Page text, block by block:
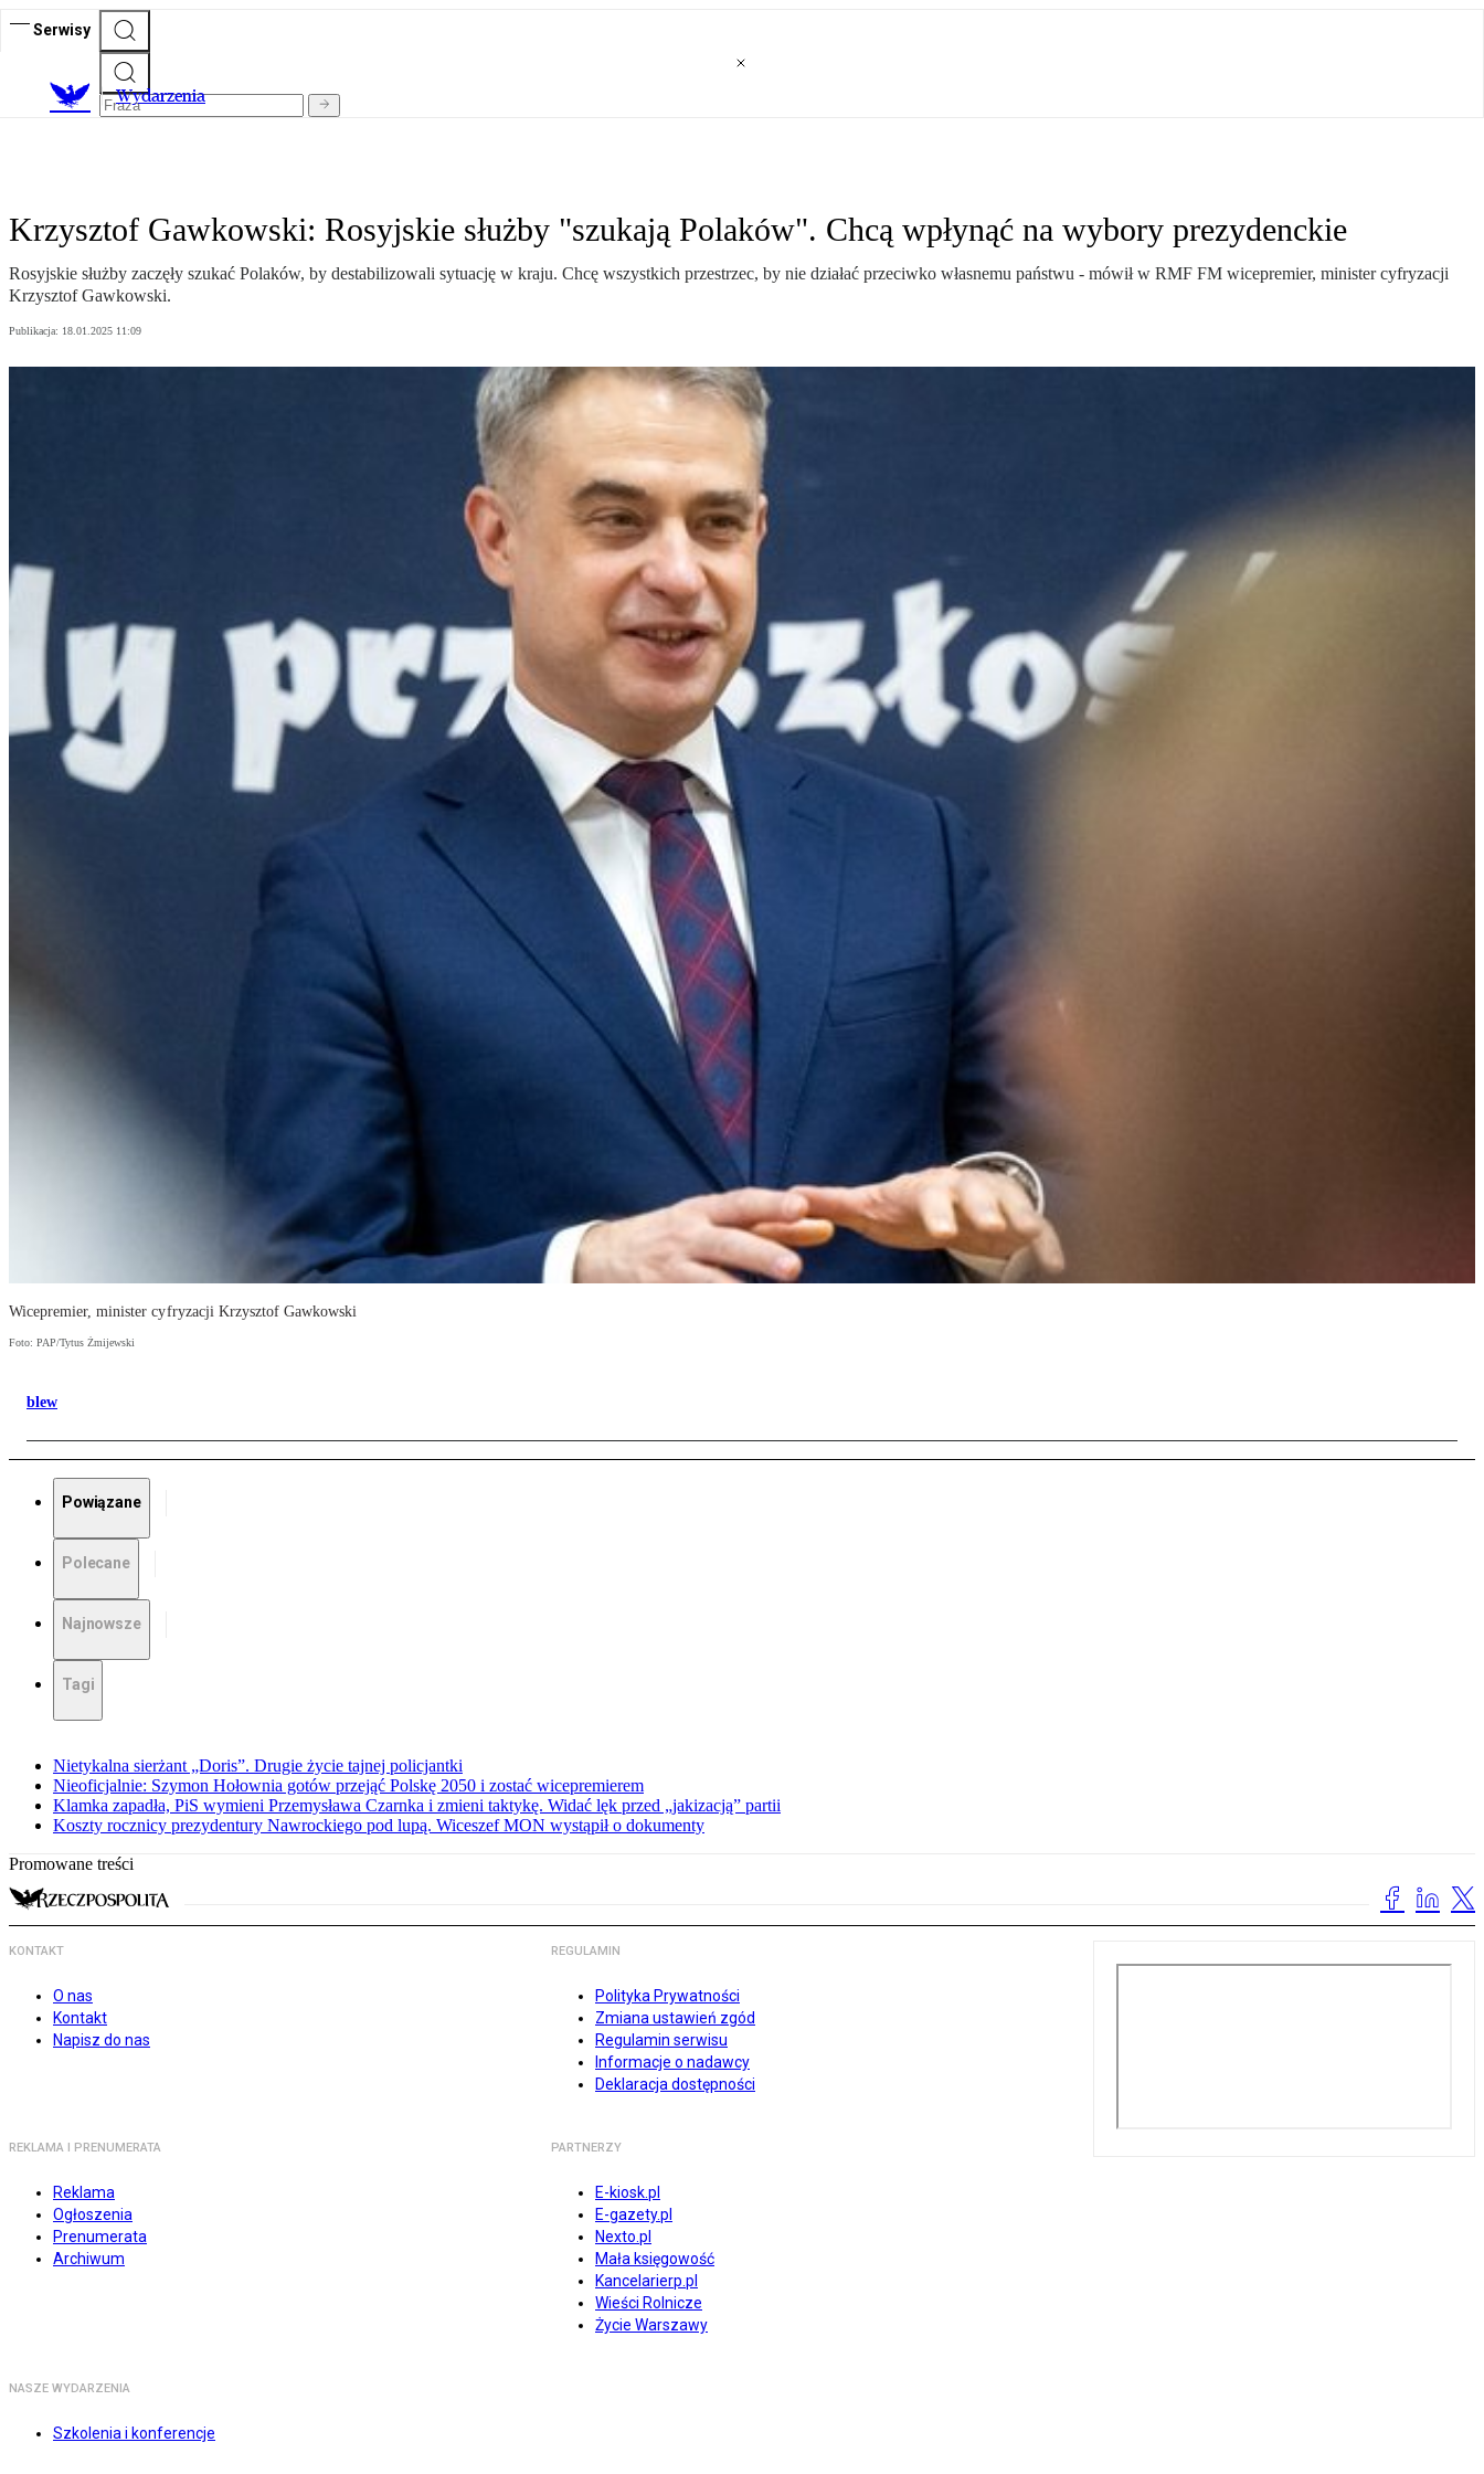
Serwisy
Wydarzenia
Krzysztof Gawkowski: Rosyjskie służby "szukają Polaków". Chcą wpłynąć na wybory prezydenckie
Rosyjskie służby zaczęły szukać Polaków, by destabilizowali sytuację w kraju. Chcę wszystkich przestrzec, by nie działać przeciwko własnemu państwu - mówił w RMF FM wicepremier, minister cyfryzacji
Krzysztof Gawkowski.
Publikacja: 18.01.2025 11:09
Wicepremier, minister cyfryzacji Krzysztof Gawkowski
Foto: PAP/Tytus Żmijewski
blew
Powiązane
Polecane
Najnowsze
Tagi
Nietykalna sierżant „Doris”. Drugie życie tajnej policjantki
Nieoficjalnie: Szymon Hołownia gotów przejąć Polskę 2050 i zostać wicepremierem
Klamka zapadła, PiS wymieni Przemysława Czarnka i zmieni taktykę. Widać lęk przed „jakizacją” partii
Koszty rocznicy prezydentury Nawrockiego pod lupą. Wiceszef MON wystąpił o dokumenty
Promowane treści
KONTAKT
O nas
Kontakt
Napisz do nas
REGULAMIN
Polityka Prywatności
Zmiana ustawień zgód
Regulamin serwisu
Informacje o nadawcy
Deklaracja dostępności
REKLAMA I PRENUMERATA
Reklama
Ogłoszenia
Prenumerata
Archiwum
PARTNERZY
E-kiosk.pl
E-gazety.pl
Nexto.pl
Mała księgowość
Kancelarierp.pl
Wieści Rolnicze
Życie Warszawy
NASZE WYDARZENIA
Szkolenia i konferencje